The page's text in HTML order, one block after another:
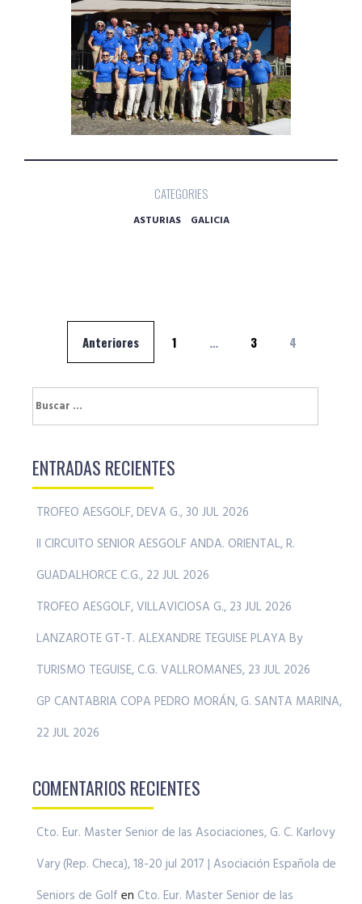
CATEGORIES
ASTURIAS GALICIA
Navegación
entradas
Anteriores 1 … 3 4
Buscar:
ENTRADAS RECIENTES
TROFEO AESGOLF, DEVA G., 30 JUL 2026
II CIRCUITO SENIOR AESGOLF ANDA. ORIENTAL, R.
GUADALHORCE C.G., 22 JUL 2026
TROFEO AESGOLF, VILLAVICIOSA G., 23 JUL 2026
LANZAROTE GT-T. ALEXANDRE TEGUISE PLAYA By
TURISMO TEGUISE, C.G. VALLROMANES, 23 JUL 2026
GP CANTABRIA COPA PEDRO MORÁN, G. SANTA MARINA,
22 JUL 2026
COMENTARIOS RECIENTES
Cto. Eur. Master Senior de las Asociaciones, G. C. Karlovy
Vary (Rep. Checa), 18-20 jul 2017 | Asociación Española de
Seniors de Golf en Cto. Eur. Master Senior de las